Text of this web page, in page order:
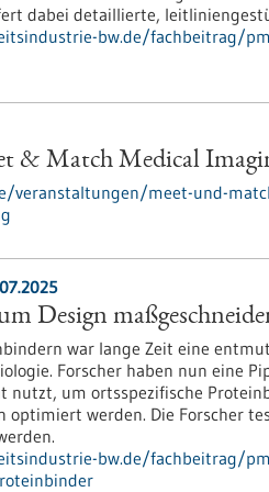
dabei detaillierte,
bw.de/fachbeitrag/
& Match Medical
veranstaltungen/meet-und-
Design
war lange Zeit eine
Forscher haben nun eine
nutzt, um ortsspezifische
optimiert werden. Die Forscher
bw.de/fachbeitrag/